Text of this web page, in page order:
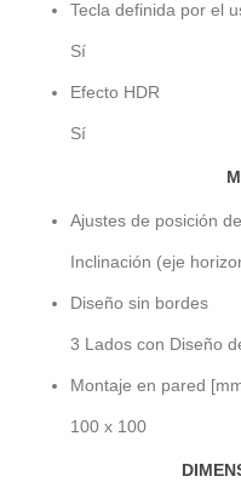
Tecla definida por el
Sí
Efecto HDR
Sí
Ajustes de posición
Inclinación (eje
Diseño sin bordes
3 Lados con Diseño
Montaje en pared
100 x 100